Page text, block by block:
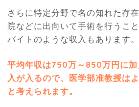
さらに特定分野で名の知れた存
院などに出向いて手術を行うこ
バイトのような収入もあります。
平均年収は750万～850万円に
入が入るので、医学部准教授は
と考えられます。